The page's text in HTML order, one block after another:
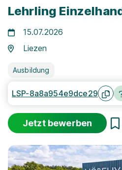
Lehrling
15.07.2026
Liezen
Ausbildung
LSP-8a8a954e9dce29
Jetzt bewerben